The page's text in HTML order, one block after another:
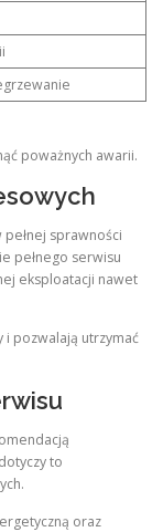
poważnych awarii.
sprawności
pełnego serwisu
eksploatacji nawet
i pozwalają utrzymać
to
oraz